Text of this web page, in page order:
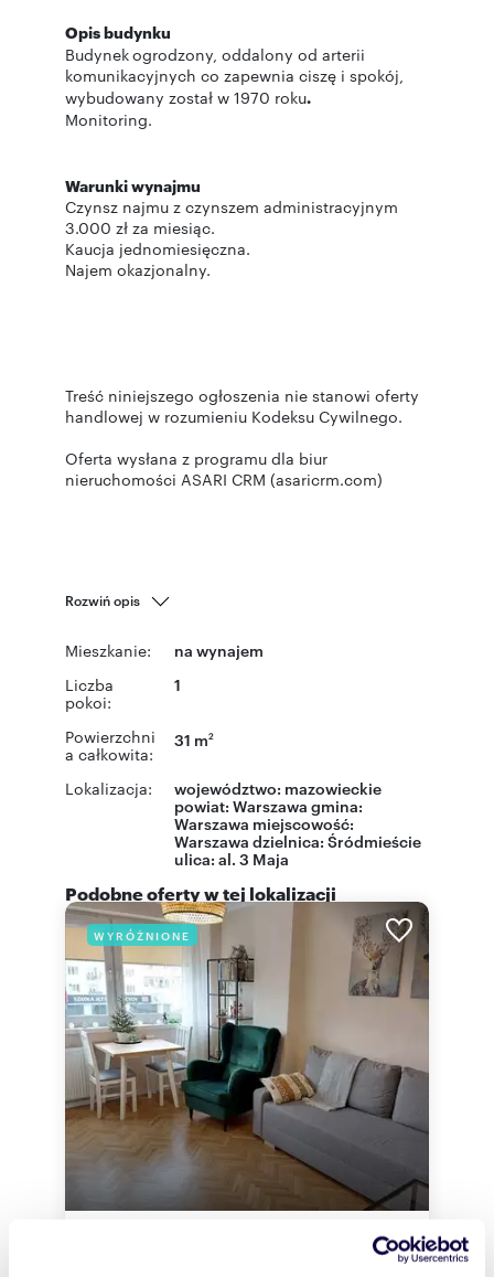
Opis budynku
Budynekogrodzony, oddalony od arterii
komunikacyjnych co zapewnia ciszę i spokój,
wybudowany został w 1970 roku.
Monitoring.
Warunki wynajmu
Czynsz najmu z czynszem administracyjnym
3.000 zł za miesiąc.
Kaucja jednomiesięczna.
Najem okazjonalny.
Treść niniejszego ogłoszenia nie stanowi oferty
handlowej w rozumieniu Kodeksu Cywilnego.
Oferta wysłana z programu dla biur
nieruchomości ASARI CRM (asaricrm.com)
Rozwiń opis
Mieszkanie: na wynajem
Liczba
pokoi:
1
Powierzchni
a całkowita:
31 m2
Lokalizacja: województwo: mazowieckie
powiat: Warszawa gmina:
Warszawa miejscowość:
Warszawa dzielnica: Śródmieście
ulica: al. 3 Maja
Podobne oferty w tej lokalizacji
WYRÓŻNIONE